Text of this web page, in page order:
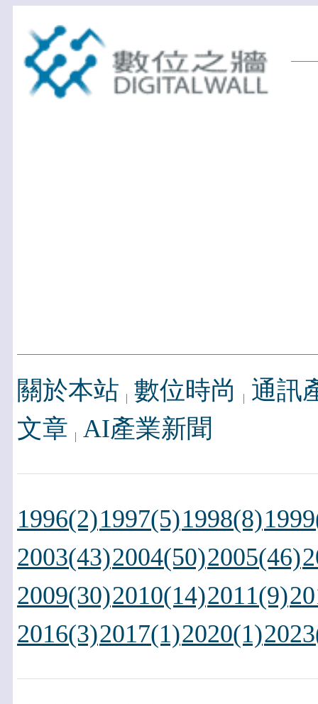
關於本站 數位時尚
通訊
文章 AI產業新聞
1996(2)1997(5)1998(8)
2003(43)2004(50)2005(46)
2009(30)2010(14)2011(9)
2016(3)2017(1)2020(1)